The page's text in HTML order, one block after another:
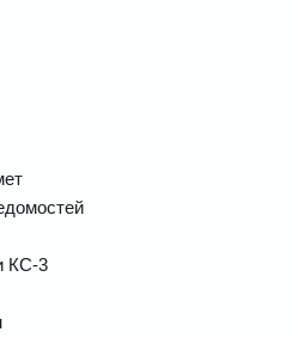
КС-3